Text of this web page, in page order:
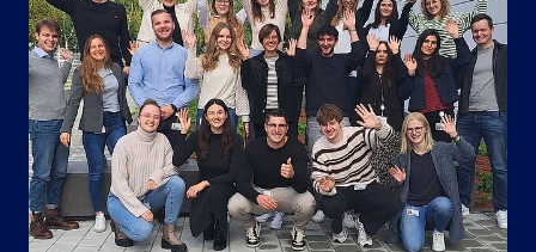
News &Insights
Karriere